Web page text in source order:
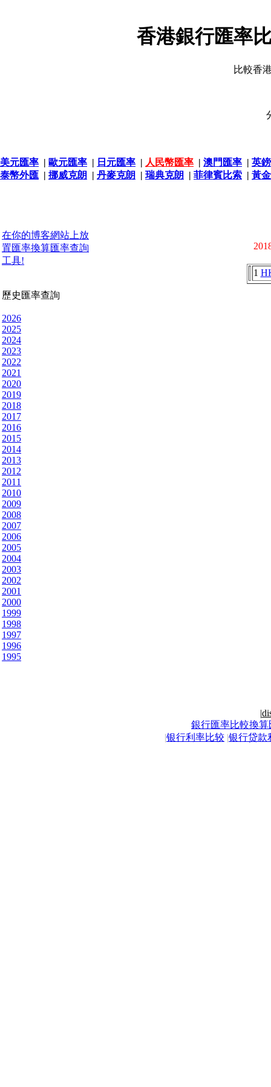
香港銀行匯率
比較香
美元匯率 | 歐元匯率 | 日元匯率 | 人民幣匯率 | 澳門匯率 | 英
泰幣外匯 | 挪威克朗 | 丹麥克朗 | 瑞典克朗 | 菲律賓比索 | 黃
在你的博客網站上放
置匯率換算匯率查詢
工具!
歷史匯率查詢
2026
2025
2024
2023
2022
2021
2020
2019
2018
2017
2016
2015
2014
2013
2012
2011
2010
2009
2008
2007
2006
2005
2004
2003
2002
2001
2000
1999
1998
1997
1996
1995
1
|
銀行匯率比較換算
|银行利率比较 |银行贷款